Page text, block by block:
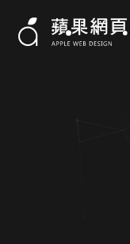
璟程小泉
南網頁設